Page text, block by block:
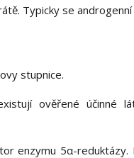
Typicky se
stupnice.
ověřené účinné
enzymu 5α-reduktázy.